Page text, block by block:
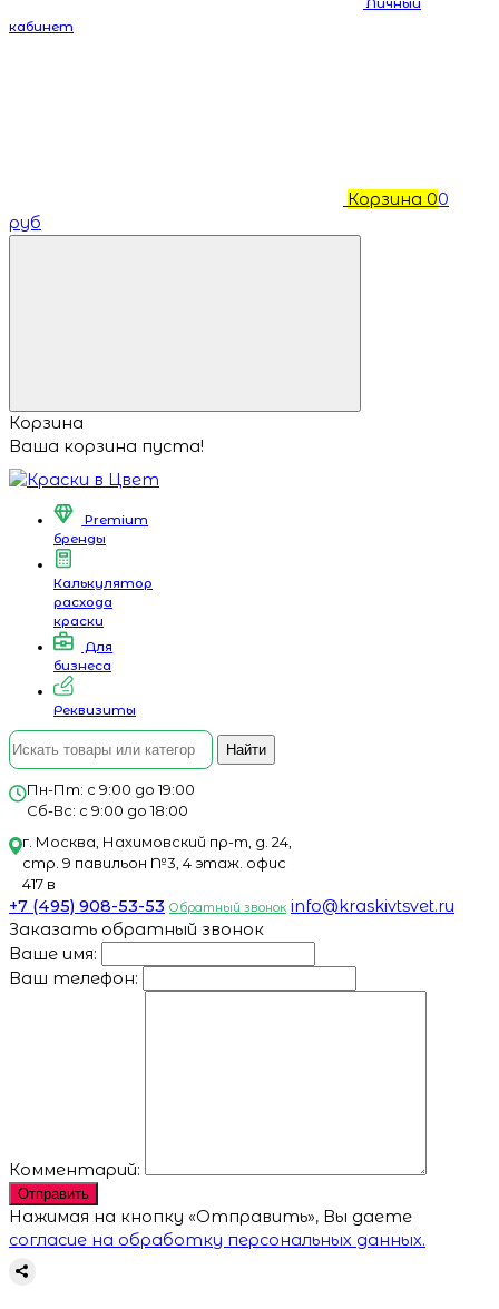
кабинет
Корзина 00
руб
Корзина
Ваша корзина пуста!
Premium
бренды
Калькулятор
расхода
краски
Для
бизнеса
Реквизиты
Найти
Пн-Пт: с 9:00 до 19:00
Сб-Вс: с 9:00 до 18:00
г. Москва, Нахимовский пр-т, д. 24,
стр. 9 павильон №3, 4 этаж. офис
417 в
+7 (495) 908-53-53 Обратный звонок info@kraskivtsvet.ru
Заказать обратный звонок
Ваше имя:
Ваш телефон:
Комментарий:
Отправить
Нажимая на кнопку «Отправить», Вы даете
согласие на обработку персональных данных.